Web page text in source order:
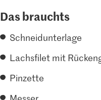
Das brauchts
Schneidunterlage
Lachsfilet mit
Pinzette